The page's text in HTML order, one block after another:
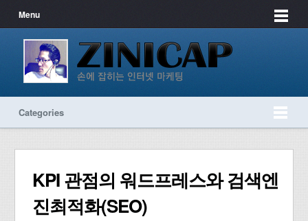
Menu
Categories
KPI 관점의 워드프레스와 검색엔
진최적화(SEO)